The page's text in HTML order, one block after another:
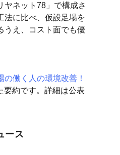
ヤネット78」で構成さ
法に比べ、仮設足場を
うえ、コスト面でも優
働く人の環境改善！
約です。詳細は公表
ース